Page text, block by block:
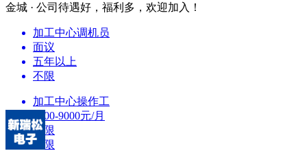
金城 · 公司待遇好，福利多，欢迎加入！
加工中心调机员
面议
五年以上
不限
加工中心操作工
5000-9000元/月
不限
不限